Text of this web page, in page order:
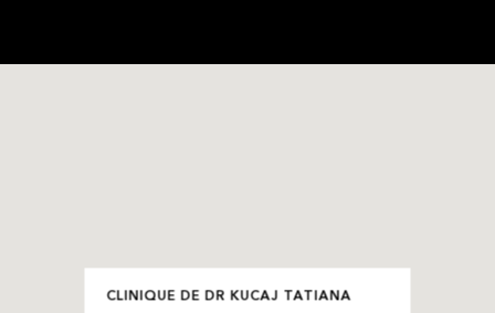
CLINIQUE DE DR KUCAJ TATIANA